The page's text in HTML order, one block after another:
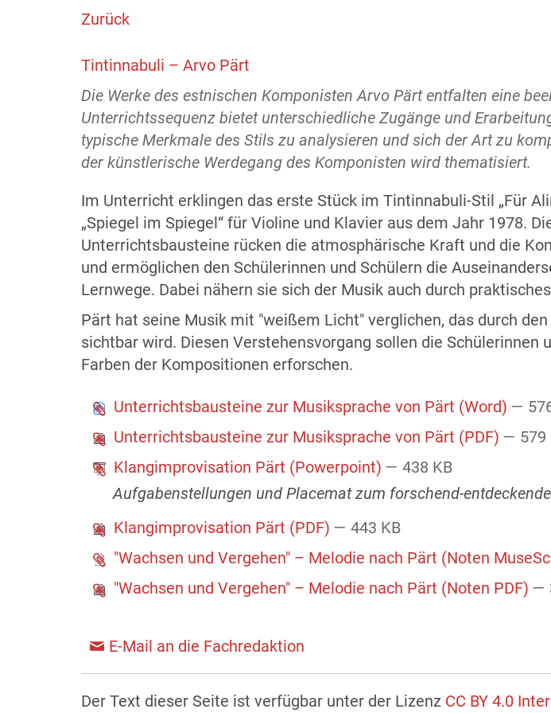
Zurück
Tintinnabuli – Arvo Pärt
Die Werke des estnischen Komponisten Arvo Pärt entfalten eine
Unterrichtssequenz bietet unterschiedliche Zugänge und
typische Merkmale des Stils zu analysieren und sich der Art zu
der künstlerische Werdegang des Komponisten wird thematisiert.
Im Unterricht erklingen das erste Stück im Tintinnabuli-Stil „Für
„Spiegel im Spiegel“ für Violine und Klavier aus dem Jahr 1978.
Unterrichtsbausteine rücken die atmosphärische Kraft und die
und ermöglichen den Schülerinnen und Schülern die
Lernwege. Dabei nähern sie sich der Musik auch durch
Pärt hat seine Musik mit "weißem Licht" verglichen, das durch
sichtbar wird. Diesen Verstehensvorgang sollen die
Farben der Kompositionen erforschen.
Unterrichtsbausteine zur Musiksprache von Pärt (Word) —
Unterrichtsbausteine zur Musiksprache von Pärt (PDF) — 579
Klangimprovisation Pärt (Powerpoint) — 438 KB
Aufgabenstellungen und Placemat zum forschend-
Klangimprovisation Pärt (PDF) — 443 KB
"Wachsen und Vergehen" – Melodie nach Pärt (Noten
"Wachsen und Vergehen" – Melodie nach Pärt (Noten PDF) —
E-Mail an die Fachredaktion
Der Text dieser Seite ist verfügbar unter der Lizenz CC BY 4.0